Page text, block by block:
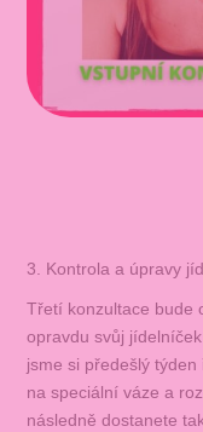
3. Kontrola a úpravy
Třetí konzultace bude
opravdu svůj
jsme si předešlý
na speciální váze a
následně dostanete